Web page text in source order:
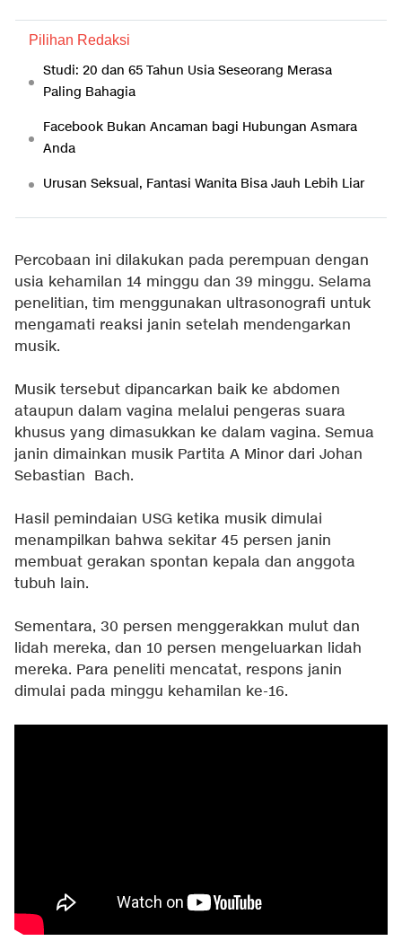
Pilihan Redaksi
Studi: 20 dan 65 Tahun Usia Seseorang Merasa
Paling Bahagia
Facebook Bukan Ancaman bagi Hubungan Asmara
Anda
Urusan Seksual, Fantasi Wanita Bisa Jauh Lebih Liar
Percobaan ini dilakukan pada perempuan dengan
usia kehamilan 14 minggu dan 39 minggu. Selama
penelitian, tim menggunakan ultrasonografi untuk
mengamati reaksi janin setelah mendengarkan
musik.
Musik tersebut dipancarkan baik ke abdomen
ataupun dalam vagina melalui pengeras suara
khusus yang dimasukkan ke dalam vagina. Semua
janin dimainkan musik Partita A Minor dari Johan
Sebastian Bach.
Hasil pemindaian USG ketika musik dimulai
menampilkan bahwa sekitar 45 persen janin
membuat gerakan spontan kepala dan anggota
tubuh lain.
Sementara, 30 persen menggerakkan mulut dan
lidah mereka, dan 10 persen mengeluarkan lidah
mereka. Para peneliti mencatat, respons janin
dimulai pada minggu kehamilan ke-16.